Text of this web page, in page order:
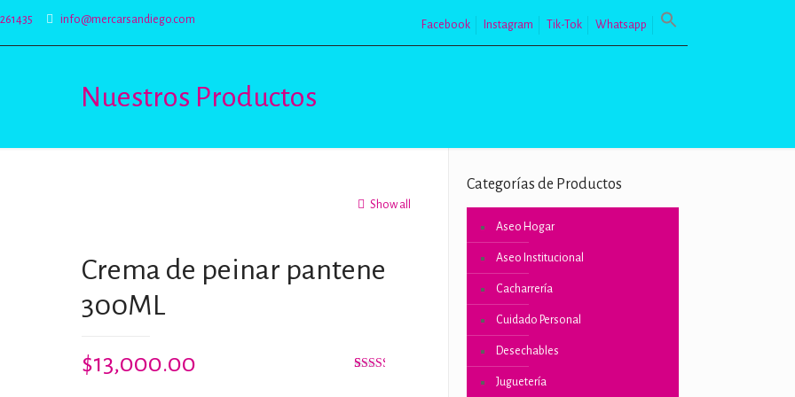
info@mercarsandiego.com Facebook Instagram Tik-Tok Whatsapp
Nuestros Productos
Show all
Crema de peinar pantene
300ML
$13,000.00
Categorías de Productos
Aseo Hogar
Aseo Institucional
Cacharrería
Cuidado Personal
Desechables
Juguetería